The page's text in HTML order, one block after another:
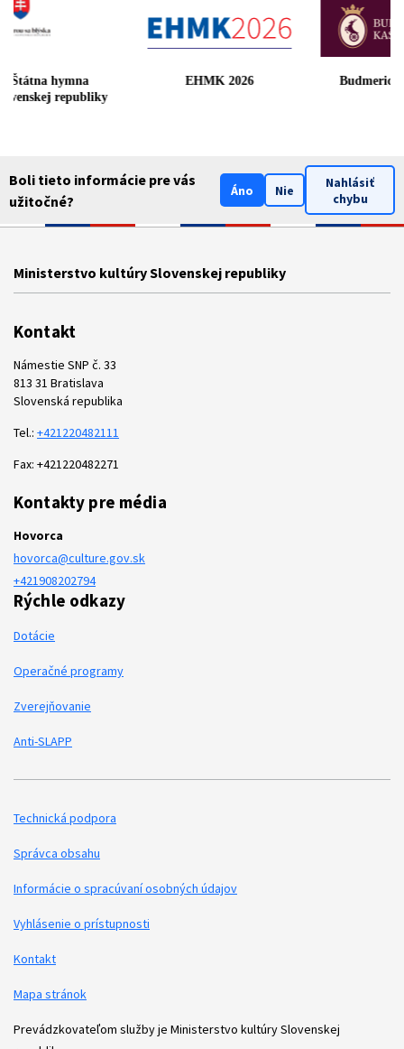
Štátna hymna
republiky
EHMK 2026
Boli tieto informácie pre vás
užitočné?
Áno Nie
Nahlásiť
chybu
Ministerstvo kultúry Slovenskej republiky
Kontakt
Námestie SNP č. 33
813 31 Bratislava
Slovenská republika
Tel.: +421220482111
Fax: +421220482271
Kontakty pre média
Hovorca
hovorca@culture.gov.sk
+421908202794
Rýchle odkazy
Dotácie
Operačné programy
Zverejňovanie
Anti-SLAPP
Podporné odkazy
Technická podpora
Správca obsahu
Informácie o spracúvaní osobných údajov
Vyhlásenie o prístupnosti
Kontakt
Mapa stránok
Prevádzkovateľom služby je Ministerstvo kultúry Slovenskej